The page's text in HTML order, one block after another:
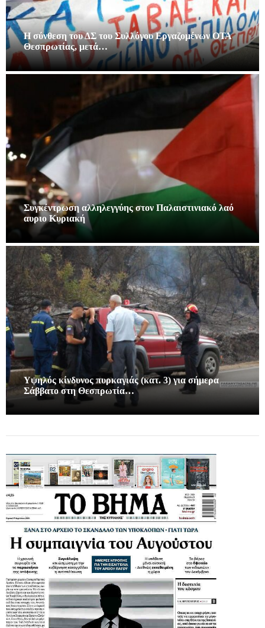
Η σύνθεση του ΔΣ του Συλλόγου Εργαζομένων ΟΤΑ
Θεσπρωτίας, μετά…
Συγκέντρωση αλληλεγγύης στον Παλαιστινιακό λαό
αυριο Κυριακή
Υψηλός κίνδυνος πυρκαγιάς (κατ. 3) για σήμερα
Σάββατο στη Θεσπρωτία…